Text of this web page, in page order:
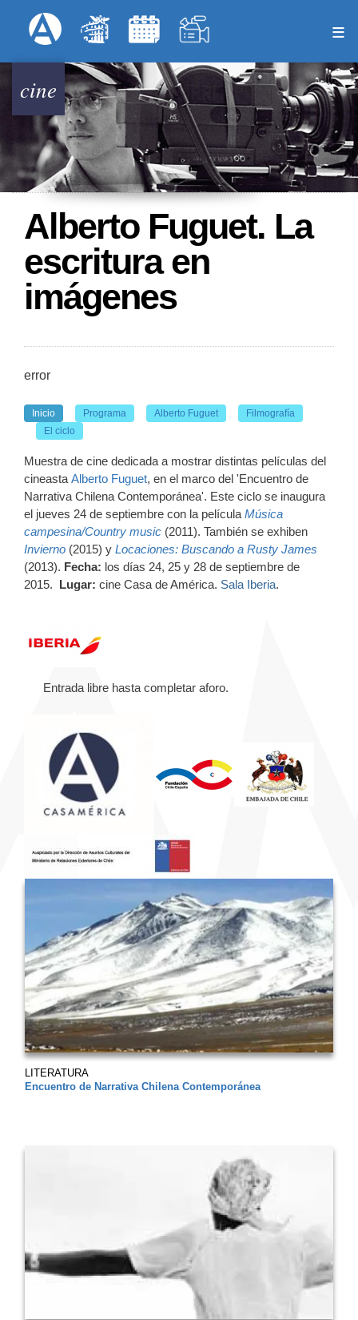
al
principal
Menú Superior
cine
Alberto Fuguet. La
escritura en
imágenes
error
Inicio Programa Alberto Fuguet
Filmografía
El ciclo
Muestra de cine dedicada a mostrar distintas películas del
cineasta Alberto Fuguet, en el marco del 'Encuentro de
Narrativa Chilena Contemporánea'. Este ciclo se inaugura
el jueves 24 de septiembre con la película Música
campesina/Country music (2011). También se exhiben
Invierno (2015) y Locaciones: Buscando a Rusty James
(2013). Fecha: los días 24, 25 y 28 de septiembre de
2015. Lugar: cine Casa de América. Sala Iberia.
Entrada libre hasta completar aforo.
LITERATURA
Encuentro de Narrativa Chilena Contemporánea